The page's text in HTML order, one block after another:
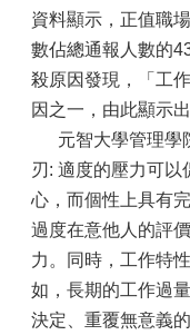
資料顯示，正值職
數佔總通報人數的
殺原因發現，「工
因之一，由此顯示
元智大學管理學
刃: 適度的壓力可
心，而個性上具有
過度在意他人的評
力。同時，工作特
如，長期的工作過
決定、重覆無意義